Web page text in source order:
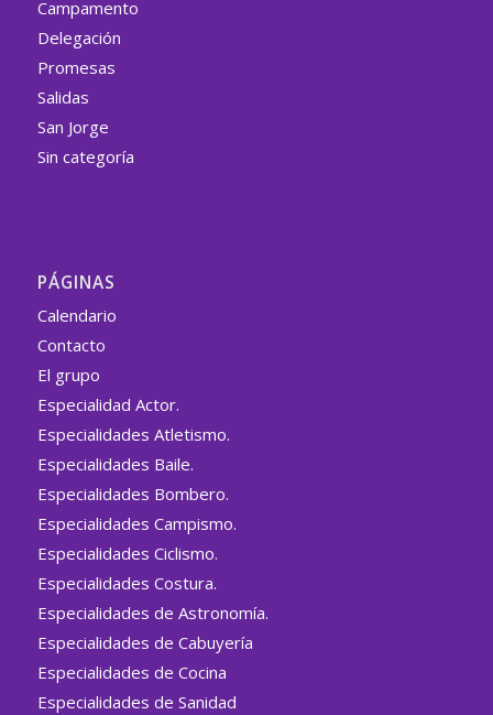
Campamento
Delegación
Promesas
Salidas
San Jorge
Sin categoría
PÁGINAS
Calendario
Contacto
El grupo
Especialidad Actor.
Especialidades Atletismo.
Especialidades Baile.
Especialidades Bombero.
Especialidades Campismo.
Especialidades Ciclismo.
Especialidades Costura.
Especialidades de Astronomía.
Especialidades de Cabuyería
Especialidades de Cocina
Especialidades de Sanidad